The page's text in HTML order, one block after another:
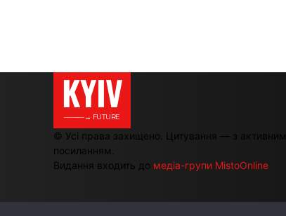
KYIV
———→ FUTURE
© Усі права захищено. Цитування — з активним
посиланням.
Видання входить до медіа-групи MistoOnline